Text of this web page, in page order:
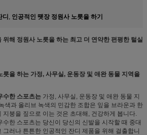
디, 인공적인 뗏장 정원사 노릇을 하기
위해 정원사 노릇을 하는 최고 더 연약한 편평한 털실
릇을 하는 가정, 사무실, 운동장 및 애완 동물 지역을
수한 스포츠는 가정, 사무실, 운동장 및 애완 동물 지
색과 올리브 녹색의 민감한 조합은 잎을 브라운과 한
지붕을 짚으로 이는 것은 초대해, 건강하게 봅니다.
수한 스포츠는 당신이 당신의 신발을 시작할 때 중대
러나 튼튼한 인공적인 잔디 제품을 위해 걸출합니